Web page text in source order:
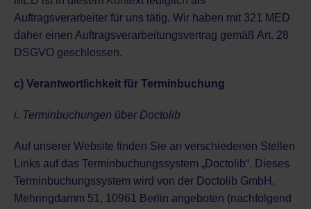
Auftragsverarbeiter für uns tätig. Wir haben mit 321 MED
daher einen Auftragsverarbeitungsvertrag gemäß Art. 28
DSGVO geschlossen.
c) Verantwortlichkeit für Terminbuchung
i. Terminbuchungen über Doctolib
Auf unserer Website finden Sie an verschiedenen Stellen
Links auf das Terminbuchungssystem „Doctolib“. Dieses
Terminbuchungssystem wird von der Doctolib GmbH,
Mehringdamm 51, 10961 Berlin angeboten (nachfolgend